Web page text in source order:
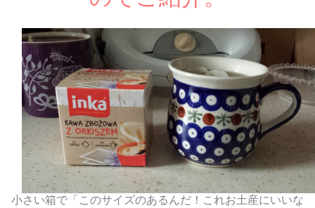
小さい箱で「このサイズのあるんだ！これお土産にいいな